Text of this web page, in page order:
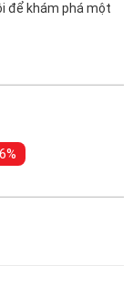
để khám phá một